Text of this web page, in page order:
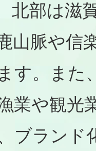
北部は滋
山脈や信
す。また
業や観光
ブランド